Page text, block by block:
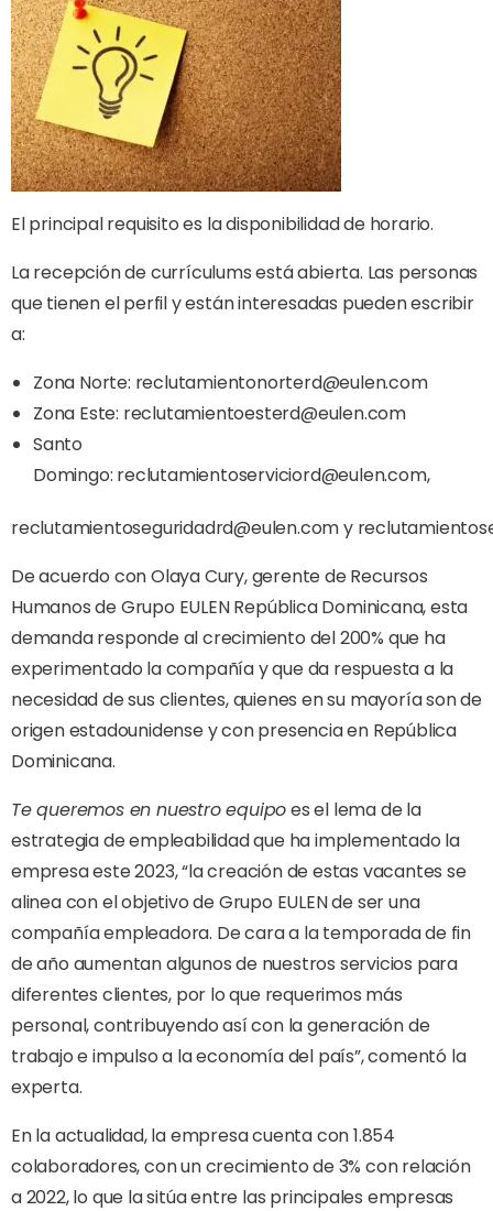
El principal requisito es la disponibilidad de horario.
La recepción de currículums está abierta. Las personas
que tienen el perfil y están interesadas pueden escribir
a:
Zona Norte: reclutamientonorterd@eulen.com
Zona Este: reclutamientoesterd@eulen.com
Santo
Domingo: reclutamientoserviciord@eulen.com,
reclutamientoseguridadrd@eulen.comy
De acuerdo con Olaya Cury, gerente de Recursos
Humanos de Grupo EULEN República Dominicana, esta
demanda responde al crecimiento del 200% que ha
experimentado la compañía y que da respuesta a la
necesidad de sus clientes, quienes en su mayoría son de
origen estadounidense y con presencia en República
Dominicana.
Te queremos en nuestro equipoes el lema de la
estrategia de empleabilidad que ha implementado la
empresa este 2023, “la creación de estas vacantes se
alinea con el objetivo de Grupo EULEN de ser una
compañía empleadora. De cara a la temporada de fin
de año aumentan algunos de nuestros servicios para
diferentes clientes, por lo que requerimos más
personal, contribuyendo así con la generación de
trabajo e impulso a la economía del país”, comentó la
experta.
En la actualidad, la empresa cuenta con 1.854
colaboradores, con un crecimiento de 3% con relación
a 2022, lo que la sitúa entre las principales empresas